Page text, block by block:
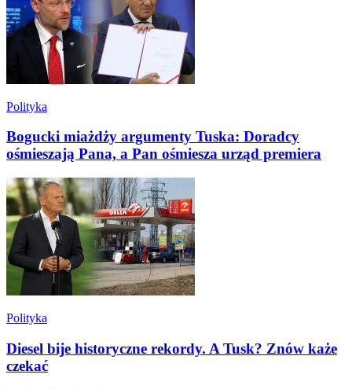
Polityka
Bogucki miażdży argumenty Tuska: Doradcy
ośmieszają Pana, a Pan ośmiesza urząd premiera
Polityka
Diesel bije historyczne rekordy. A Tusk? Znów każe
czekać